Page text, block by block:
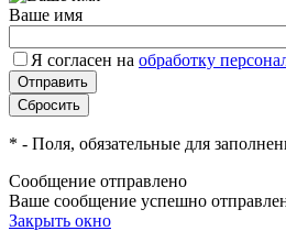
Ваше имя
Я согласен на обработку
* - Поля, обязательные для
Сообщение отправлено
Ваше сообщение успешно
Закрыть окно